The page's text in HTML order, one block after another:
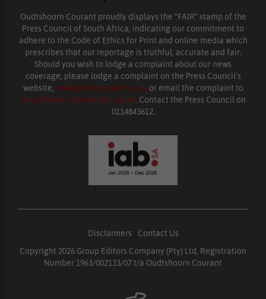
Oudtshoorn Courant proudly displays the “FAIR” stamp of the
Press Council of South Africa, indicating our commitment to
adhere to the Code of Ethics for Print and online media which
prescribes that our reportage is truthful, accurate and fair.
Should you wish to lodge a complaint about our news
coverage, please lodge a complaint on the Press Council’s
website, www.presscouncil.org.za or email the complaint to
enquiries@ombudsman.org.za. Contact the Press Council on
0114843612.
Disclaimers
Contact Us
Copyright 2026 Group Editors Company (Pty) Ltd, Registration
Number 1963/002133/07 t/a Oudtshoorn Courant